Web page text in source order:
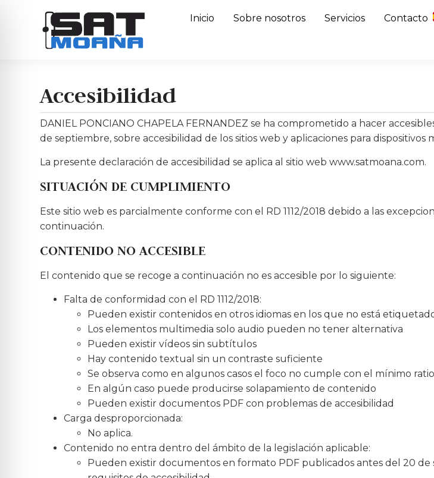
Inicio Sobre nosotros Servicios Contacto
Accesibilidad
DANIEL PONCIANO CHAPELA FERNANDEZ se ha comprometido a hacer
de septiembre, sobre accesibilidad de los sitios web y aplicaciones para dispositivos
La presente declaración de accesibilidad se aplica al sitio web www.satmoana.com.
SITUACIÓN DE CUMPLIMIENTO
Este sitio web es parcialmente conforme con el RD 1112/2018 debido a las
continuación.
CONTENIDO NO ACCESIBLE
El contenido que se recoge a continuación no es accesible por lo siguiente:
Falta de conformidad con el RD 1112/2018:
Pueden existir contenidos en otros idiomas en los que no está
Los elementos multimedia solo audio pueden no tener alternativa
Pueden existir vídeos sin subtítulos
Hay contenido textual sin un contraste suficiente
Se observa como en algunos casos el foco no cumple con el mínimo
En algún caso puede producirse solapamiento de contenido
Pueden existir documentos PDF con problemas de accesibilidad
Carga desproporcionada:
No aplica.
Contenido no entra dentro del ámbito de la legislación aplicable:
Pueden existir documentos en formato PDF publicados antes del 20